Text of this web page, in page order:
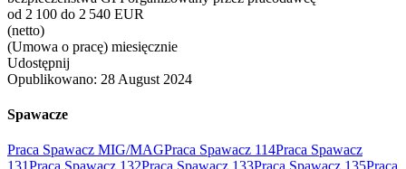
od 2 100 do 2 540 EUR
(netto)
(Umowa o pracę) miesięcznie
Udostępnij
Opublikowano: 28 August 2024
Spawacze
Praca Spawacz MIG/MAGPraca Spawacz 114Praca Spawacz
131Praca Spawacz 132Praca Spawacz 133Praca Spawacz 135Praca